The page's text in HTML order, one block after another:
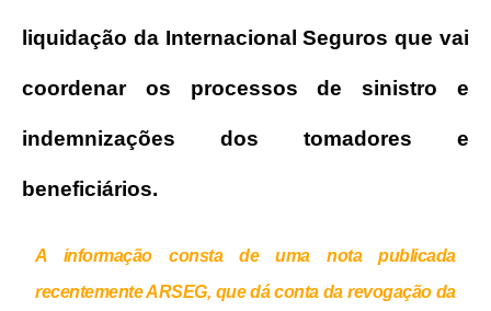
liquidação da Internacional Seguros que vai
coordenar os processos de sinistro e
indemnizações dos tomadores e
beneficiários.
A informação consta de uma nota publicada
recentemente ARSEG, que dá conta da revogação da